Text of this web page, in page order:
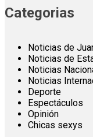
Categorias
Noticias de
Noticias de
Noticias
Noticias
Deporte
Espectáculos
Opinión
Chicas sexys